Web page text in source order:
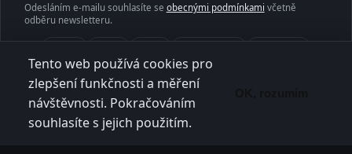
Odesláním e-mailu souhlasíte se obecnými podmínkami včetně
odběru newsletteru.
Medicína
Ekologie Historie
O projektu Kontakt Články
Obecné podmínky
Ochrana soukromí
Tento web používá cookies pro
zlepšení funkčnosti a měření
návštěvnosti. Pokračováním
souhlasíte s jejich použitím.